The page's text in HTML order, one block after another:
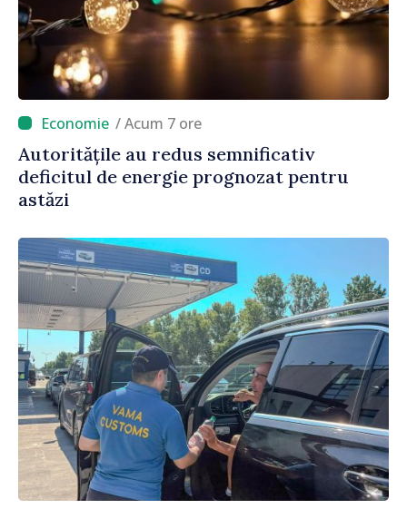
/ Acum 7 ore
Autoritățile au redus semnificativ
deficitul de energie prognozat pentru
astăzi